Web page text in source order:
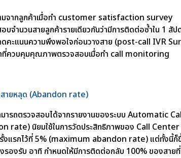
มจากลูกค้าเมื่อทำ customer satisfaction survey
บจำนวนสายลูกค้ารายเดียวกันว่ามีการติดต่อซ้ำใน 1 สัป
คะแนนความพึงพอใจก่อนวางสาย (post-call IVR
าที่ควบคุมคุณภาพตรวจสอบเมื่อทำ call monitoring
ายหลุด (Abandon rate)
ารถตรวจสอบได้จากรายงานของระบบ Automatic
rate) นิยมใช้ในการวัดประสิทธิภาพของ Call Center
แรกไว้ที่ 5% (maximum abandon rate) แต่ทั้งนี้ก็
รองรับ อาทิ กำหนดให้มีการติดต่อกลับ 100% ของสาย